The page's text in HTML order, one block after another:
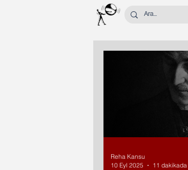
Reha Kansu
10 Eyl 2025
11